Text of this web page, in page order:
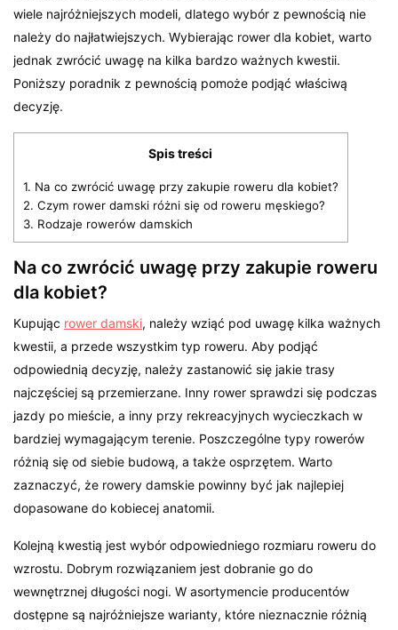
wiele najróżniejszych modeli, dlatego wybór z pewnością nie
należy do najłatwiejszych. Wybierając rower dla kobiet, warto
jednak zwrócić uwagę na kilka bardzo ważnych kwestii.
Poniższy poradnik z pewnością pomoże podjąć właściwą
decyzję.
Spis treści
1. Na co zwrócić uwagę przy zakupie roweru dla kobiet?
2. Czym rower damski różni się od roweru męskiego?
3. Rodzaje rowerów damskich
Na co zwrócić uwagę przy zakupie roweru
dla kobiet?
Kupując rower damski, należy wziąć pod uwagę kilka ważnych
kwestii, a przede wszystkim typ roweru. Aby podjąć
odpowiednią decyzję, należy zastanowić się jakie trasy
najczęściej są przemierzane. Inny rower sprawdzi się podczas
jazdy po mieście, a inny przy rekreacyjnych wycieczkach w
bardziej wymagającym terenie. Poszczególne typy rowerów
różnią się od siebie budową, a także osprzętem. Warto
zaznaczyć, że rowery damskie powinny być jak najlepiej
dopasowane do kobiecej anatomii.
Kolejną kwestią jest wybór odpowiedniego rozmiaru roweru do
wzrostu. Dobrym rozwiązaniem jest dobranie go do
wewnętrznej długości nogi. W asortymencie producentów
dostępne są najróżniejsze warianty, które nieznacznie różnią